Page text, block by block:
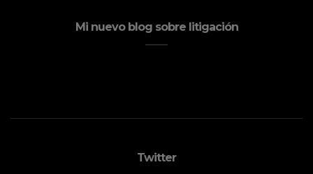
Mi nuevo blog sobre litigación
Twitter